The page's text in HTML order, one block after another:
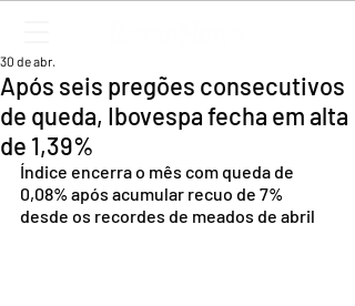
Após seis pregões consecutivos
de queda, Ibovespa fecha em alta
de 1,39%
30 de abr.
Índice encerra o mês com queda de
0,08% após acumular recuo de 7%
desde os recordes de meados de abril